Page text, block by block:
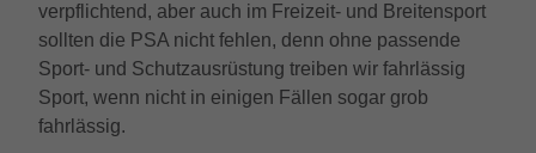
verpflichtend, aber auch im Freizeit- und Breitensport
sollten die PSA nicht fehlen, denn ohne passende
Sport- und Schutzausrüstung treiben wir fahrlässig
Sport, wenn nicht in einigen Fällen sogar grob
fahrlässig.
Anbieter TYPO3
Laufzeit
Zweck
Kampagnendaten zu berechnen und die
Nutzung der Website für den
Analysebericht der Website zu verfolgen.
Die Cookies speichern Informationen
Anbieter Google LLC
Laufzeit 6 Monate
Das NID-Cookie enthält eine eindeutige
Externe Inhalte
Wir verwenden auf unserer Website externe Inhalte, um
Ihnen zusätzliche Informationen anzubieten.